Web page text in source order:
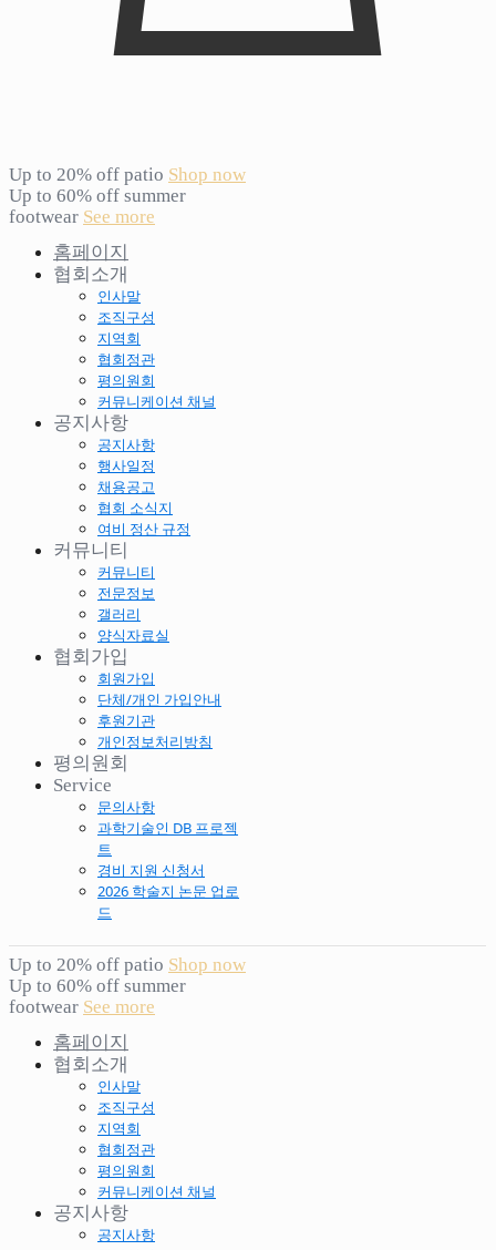
Up to 20% off patio Shop now
Up to 60% off summer
footwear See more
홈페이지
협회소개
인사말
조직구성
지역회
협회정관
평의원회
커뮤니케이션 채널
공지사항
공지사항
행사일정
채용공고
협회 소식지
여비 정산 규정
커뮤니티
커뮤니티
전문정보
갤러리
양식자료실
협회가입
회원가입
단체/개인 가입안내
후원기관
개인정보처리방침
평의원회
Service
문의사항
과학기술인 DB 프로젝
트
경비 지원 신청서
2026 학술지 논문 업로
드
Up to 20% off patio Shop now
Up to 60% off summer
footwear See more
홈페이지
협회소개
인사말
조직구성
지역회
협회정관
평의원회
커뮤니케이션 채널
공지사항
공지사항